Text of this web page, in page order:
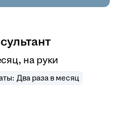
на руки
Два раза в месяц